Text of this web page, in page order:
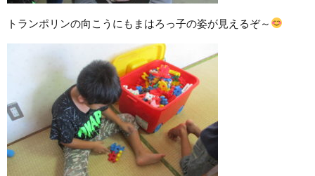
トランポリンの向こうにもまはろっ子の姿が見えるぞ～